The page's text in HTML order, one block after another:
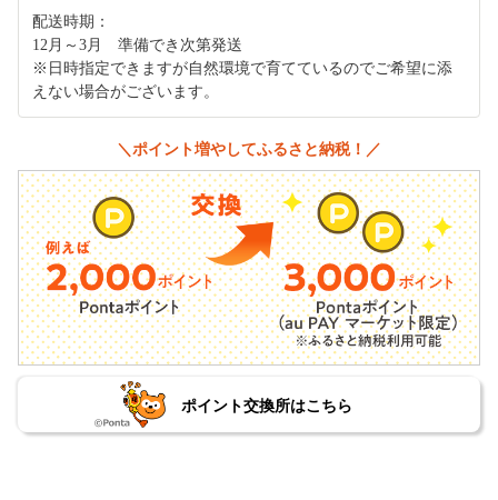
配送時期：
12月～3月 準備でき次第発送
※日時指定できますが自然環境で育てているのでご希望に添
えない場合がございます。
＼ポイント増やしてふるさと納税！／
ポイント交換所はこちら